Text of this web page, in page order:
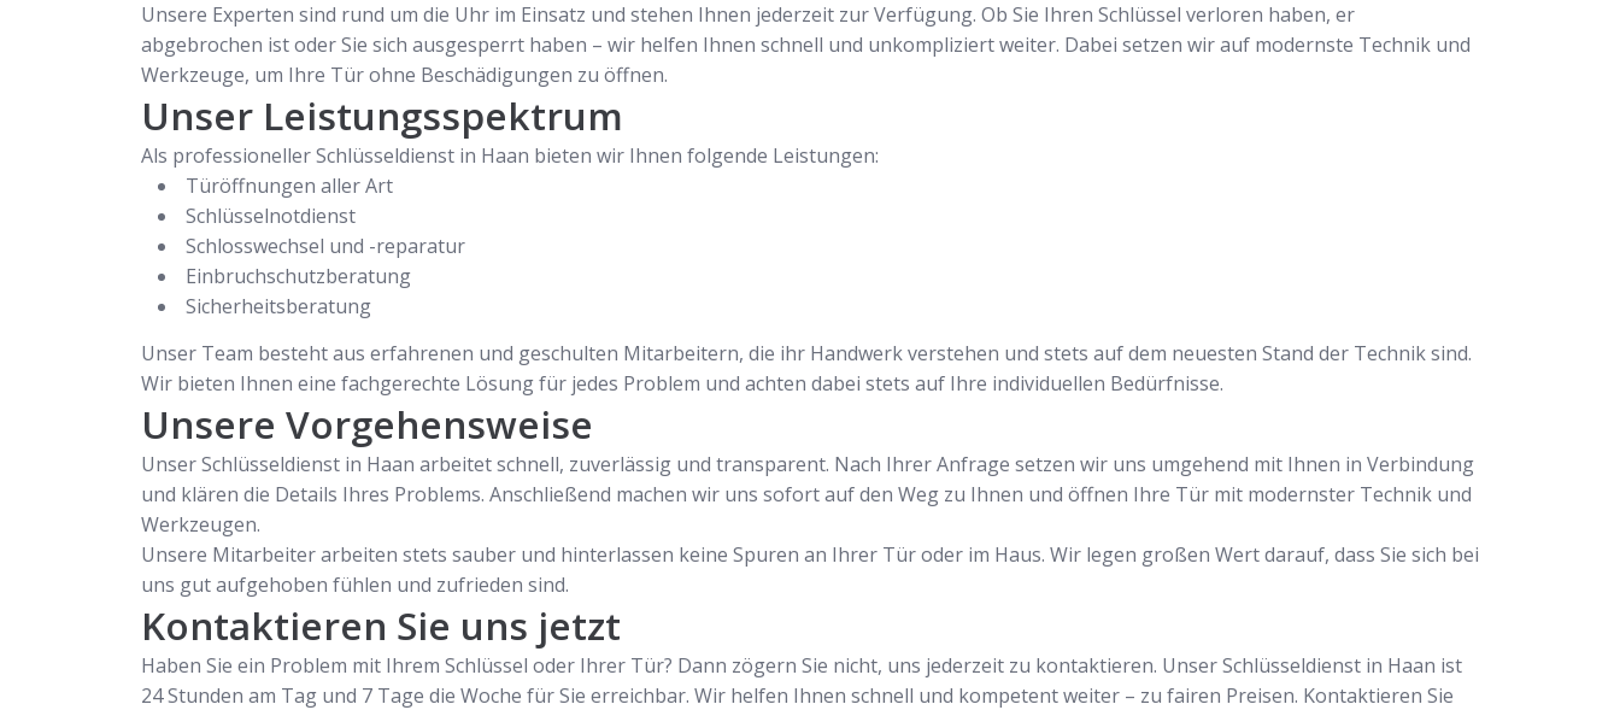
Unsere Experten sind rund um die Uhr im Einsatz und stehen Ihnen jederzeit zur Verfügung. Ob Sie Ihren Schlüssel verloren haben, er
abgebrochen ist oder Sie sich ausgesperrt haben – wir helfen Ihnen schnell und unkompliziert weiter. Dabei setzen wir auf modernste Technik und
Werkzeuge, um Ihre Tür ohne Beschädigungen zu öffnen.
Unser Leistungsspektrum
Als professioneller Schlüsseldienst in Haan bieten wir Ihnen folgende Leistungen:
Türöffnungen aller Art
Schlüsselnotdienst
Schlosswechsel und -reparatur
Einbruchschutzberatung
Sicherheitsberatung
Unser Team besteht aus erfahrenen und geschulten Mitarbeitern, die ihr Handwerk verstehen und stets auf dem neuesten Stand der Technik sind.
Wir bieten Ihnen eine fachgerechte Lösung für jedes Problem und achten dabei stets auf Ihre individuellen Bedürfnisse.
Unsere Vorgehensweise
Unser Schlüsseldienst in Haan arbeitet schnell, zuverlässig und transparent. Nach Ihrer Anfrage setzen wir uns umgehend mit Ihnen in Verbindung
und klären die Details Ihres Problems. Anschließend machen wir uns sofort auf den Weg zu Ihnen und öffnen Ihre Tür mit modernster Technik und
Werkzeugen.
Unsere Mitarbeiter arbeiten stets sauber und hinterlassen keine Spuren an Ihrer Tür oder im Haus. Wir legen großen Wert darauf, dass Sie sich bei
uns gut aufgehoben fühlen und zufrieden sind.
Kontaktieren Sie uns jetzt
Haben Sie ein Problem mit Ihrem Schlüssel oder Ihrer Tür? Dann zögern Sie nicht, uns jederzeit zu kontaktieren. Unser Schlüsseldienst in Haan ist
24 Stunden am Tag und 7 Tage die Woche für Sie erreichbar. Wir helfen Ihnen schnell und kompetent weiter – zu fairen Preisen. Kontaktieren Sie